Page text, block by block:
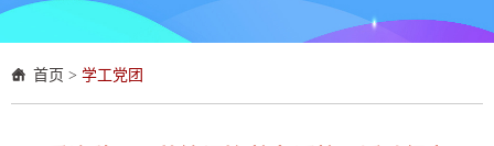
首页 > 学工党团